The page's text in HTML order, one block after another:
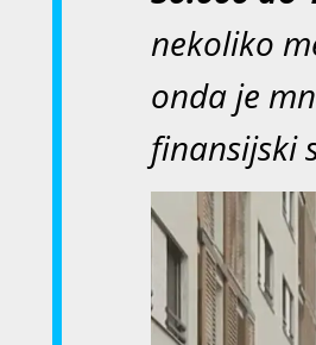
nekoliko
onda je
finansijski